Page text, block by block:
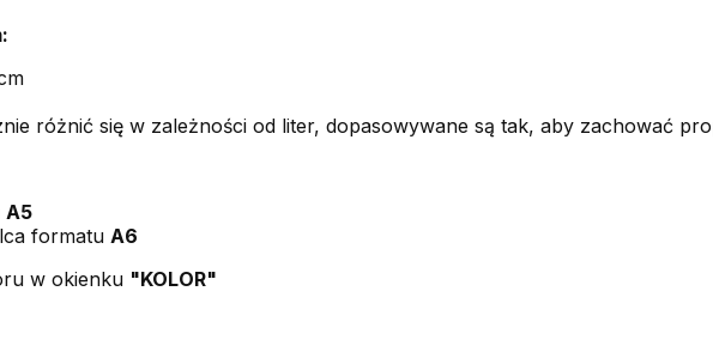
różnić się w zależności od liter, dopasowywane są tak, aby zachować
A5
formatu A6
w okienku "KOLOR"